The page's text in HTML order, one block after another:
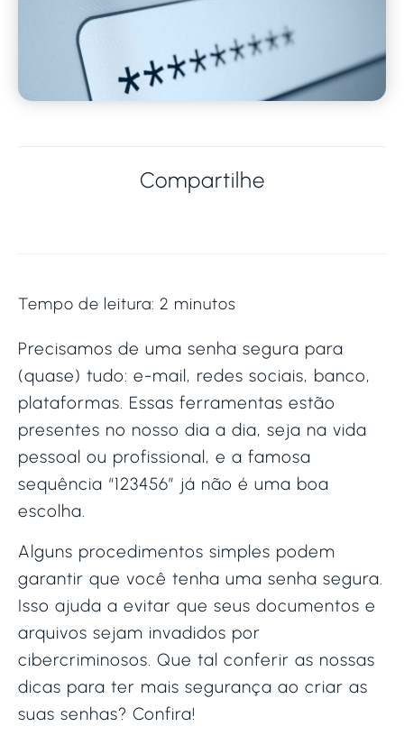
Compartilhe
Tempo de leitura: 2 minutos
Precisamos de uma senha segura para
(quase) tudo: e-mail, redes sociais, banco,
plataformas. Essas ferramentas estão
presentes no nosso dia a dia, seja na vida
pessoal ou profissional, e a famosa
sequência “123456” já não é uma boa
escolha.
Alguns procedimentos simples podem
garantir que você tenha uma senha segura.
Isso ajuda a evitar que seus documentos e
arquivos sejam invadidos por
cibercriminosos. Que tal conferir as nossas
dicas para ter mais segurança ao criar as
suas senhas? Confira!